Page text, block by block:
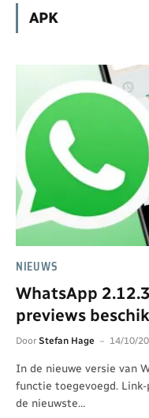
APK
NIEUWS
WhatsApp
previews
Door Stefan Hage 14/10/
In de nieuwe versie van
functie toegevoegd.
de nieuwste…